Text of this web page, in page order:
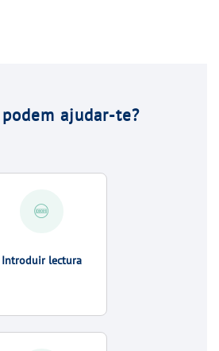
ajudar-te?
Introduir lectura